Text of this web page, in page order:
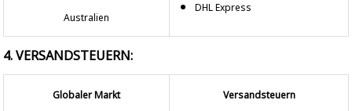
DHL Express
Australien
4. VERSANDSTEUERN:
Globaler Markt Versandsteuern